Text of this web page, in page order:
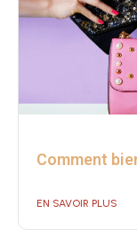
Comment
EN SAVOIR PLUS